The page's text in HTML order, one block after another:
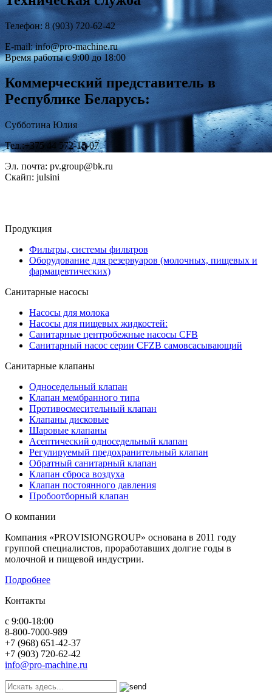
Телефон: 8 (903) 720-62-42
E-mail: info@pro-machine.ru
Время работы с 9:00 до 18:00
Коммерческий представитель в
Республике Беларусь:
Субботина Юлия
Тел.:+375 44 572-15-07
Эл. почта: pv.group@bk.ru
Скайп: julsini
Продукция
Фильтры, системы фильтров
Оборудование для резервуаров (молочных, пищевых и
фармацевтических)
Санитарные насосы
Насосы для молока
Насосы для пищевых жидкостей:
Санитарные центробежные насосы CFB
Санитарный насос серии СFZB самовсасывающий
Санитарные клапаны
Односедельный клапан
Клапан мембранного типа
Противосмесительный клапан
Клапаны дисковые
Шаровые клапаны
Асептический односедельный клапан
Регулируемый предохранительный клапан
Обратный санитарный клапан
Клапан сброса воздуха
Клапан постоянного давления
Пробоотборный клапан
О компании
Компания «PROVISIONGROUP» основана в 2011 году
группой специалистов, проработавших долгие годы в
молочной и пищевой индустрии.
Подробнее
Контакты
с 9:00-18:00
8-800-7000-989
+7 (968) 651-42-37
+7 (903) 720-62-42
info@pro-machine.ru